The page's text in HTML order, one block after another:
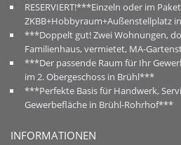
RESERVIERT!***Einzeln oder im
ZKBB+Hobbyraum+Außenstellplatz
***Doppelt gut! Zwei Wohnungen,
Familienhaus, vermietet, MA-
***Der passende Raum für Ihr
im 2. Obergeschoss in Brühl***
***Perfekte Basis für Handwerk,
Gewerbefläche in Brühl-Rohrhof***
INFORMATIONEN